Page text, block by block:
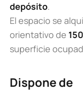
depósito.
El espacio se
orientativo de
superficie
Dispone de